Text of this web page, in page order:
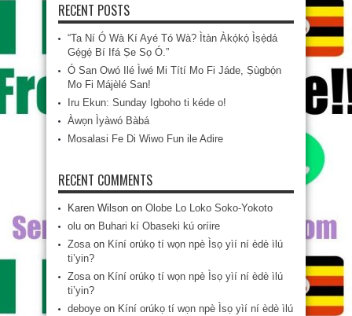
RECENT POSTS
“Ta Ní Ó Wà Kí Ayé Tó Wà? Ìtàn Àkọ́kọ́ Ìṣẹ̀dá
Gẹ́gẹ́ Bí Ifá Ṣe Sọ Ó.”
Ó San Owó Ilé Ìwé Mi Títí Mo Fi Jáde, Ṣùgbọ́n
Mo Fi Májèlé San!
Iru Ekun: Sunday Igboho ti kéde o!
Àwọn Ìyàwó Bàbá
Mosalasi Fe Di Wiwo Fun ile Adire
RECENT COMMENTS
Karen Wilson on Olobe Lo Loko Soko-Yokoto
olu on Buhari kí Obaseki kú oríire
Zosaon Kíní orúkọ tí wọn npè Ìsọ yìí ní èdè ìlú
ti’yin?
Zosaon Kíní orúkọ tí wọn npè Ìsọ yìí ní èdè ìlú
ti’yin?
deboye on Kíní orúkọ tí wọn npè Ìsọ yìí ní èdè ìlú